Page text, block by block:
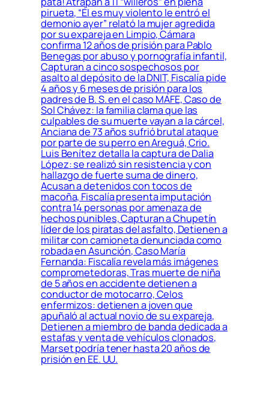
pirueta, “Él es muy violento le entró el
demonio ayer” relató la mujer agredida
por su expareja en Limpio, Cámara
confirma 12 años de prisión para Pablo
Benegas por abuso y pornografía infantil,
Capturan a cinco sospechosos por
asalto al depósito de la DNIT, Fiscalía pide
4 años y 6 meses de prisión para los
padres de B. S. en el caso MAFE, Caso de
Sol Chávez: la familia clama que las
culpables de su muerte vayan a la cárcel,
Anciana de 73 años sufrió brutal ataque
por parte de su perro en Areguá, Crio.
Luis Benítez detalla la captura de Dalia
López: se realizó sin resistencia y con
hallazgo de fuerte suma de dinero,
Acusan a detenidos con tocos de
macoña, Fiscalía presenta imputación
contra 14 personas por amenaza de
hechos punibles, Capturan a Chupetín
líder de los piratas del asfalto, Detienen a
militar con camioneta denunciada como
robada en Asunción, Caso María
Fernanda: Fiscalía revela más imágenes
comprometedoras, Tras muerte de niña
de 5 años en accidente detienen a
conductor de motocarro, Celos
enfermizos: detienen a joven que
apuñaló al actual novio de su expareja,
Detienen a miembro de banda dedicada a
estafas y venta de vehículos clonados,
Marset podría tener hasta 20 años de
prisión en EE. UU.